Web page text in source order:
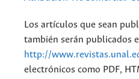
Los artículos que sean
también serán publicados
http://
electrónicos como PDF,